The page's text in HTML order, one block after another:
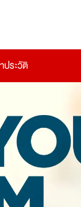
ประวัติ